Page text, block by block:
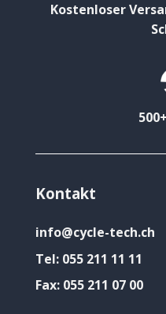
Kostenloser
Kontakt
info@cycle-tech.ch
Tel: 055 211 11 11
Fax: 055 211 07 00